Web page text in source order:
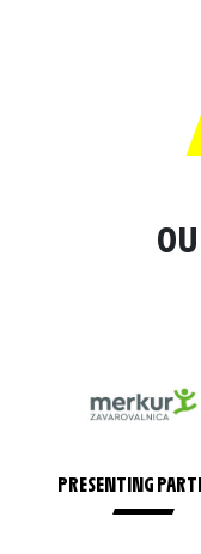
PARTNER